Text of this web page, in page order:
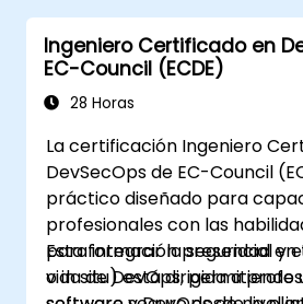
Ingeniero Certificado en
EC-Council (ECDE)
28 Horas
La certificación Ingeniero
DevSecOps de EC-Council
práctico diseñado para
profesionales con las
para integrar la seguridad
vida de DevOps, permitiendo
Esta formación presencial y
o in situ) está dirigida a